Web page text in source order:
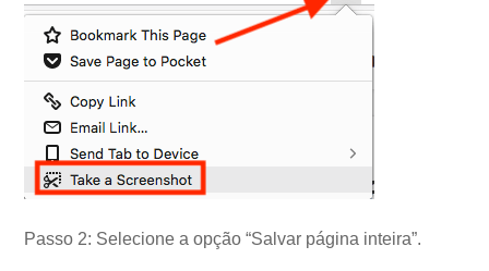
Passo 2: Selecione a opção “Salvar página inteira”.